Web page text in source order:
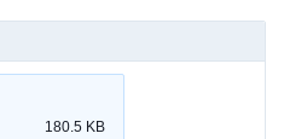
180.5 KB